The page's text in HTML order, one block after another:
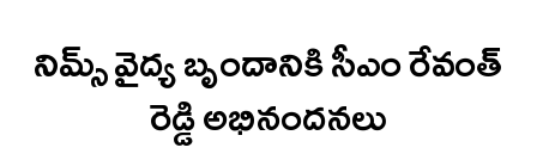
నిమ్స్ వైద్య బృందానికి సీఎం రేవంత్
రెడ్డి అభినందనలు